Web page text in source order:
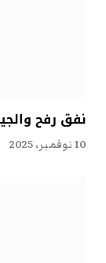
نفق رفح
10 نوفمبر، 2025